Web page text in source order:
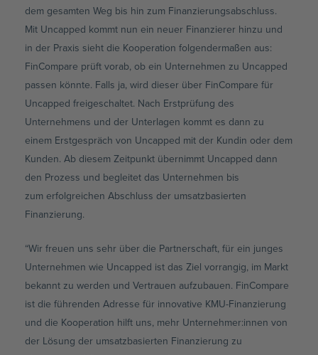
dem gesamten Weg bis hin zum Finanzierungsabschluss.
Mit Uncapped kommt nun ein neuer Finanzierer hinzu und
in der Praxis sieht die Kooperation folgendermaßen aus:
FinCompare prüft vorab, ob ein Unternehmen zu Uncapped
passen könnte. Falls ja, wird dieser über FinCompare für
Uncapped freigeschaltet. Nach Erstprüfung des
Unternehmens und der Unterlagen kommt es dann zu
einem Erstgespräch von Uncapped mit der Kundin oder dem
Kunden. Ab diesem Zeitpunkt übernimmt Uncapped dann
den Prozess und begleitet das Unternehmen bis
zum erfolgreichen Abschluss der umsatzbasierten
Finanzierung.
“Wir freuen uns sehr über die Partnerschaft, für ein junges
Unternehmen wie Uncapped ist das Ziel vorrangig, im Markt
bekannt zu werden und Vertrauen aufzubauen. FinCompare
ist die führenden Adresse für innovative KMU-Finanzierung
und die Kooperation hilft uns, mehr Unternehmer:innen von
der Lösung der umsatzbasierten Finanzierung zu